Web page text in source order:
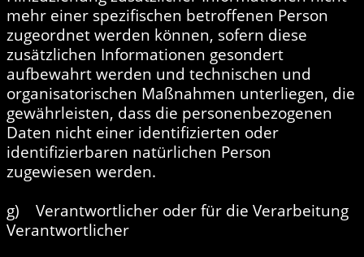
mehr einer spezifischen betroffenen Person
zugeordnet werden können, sofern diese
zusätzlichen Informationen gesondert
aufbewahrt werden und technischen und
organisatorischen Maßnahmen unterliegen, die
gewährleisten, dass die personenbezogenen
Daten nicht einer identifizierten oder
identifizierbaren natürlichen Person
zugewiesen werden.
g) Verantwortlicher oder für die Verarbeitung
Verantwortlicher